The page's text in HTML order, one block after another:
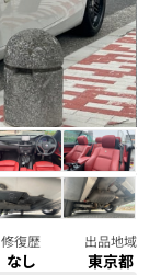
修復歴
なし
出品地域
東京都